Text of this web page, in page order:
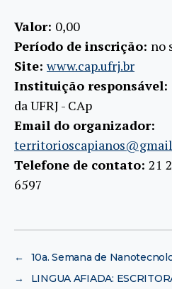
Valor: 0,00
Período de inscrição: no
Site:www.cap.ufrj.br
Instituição responsável:
da UFRJ - CAp
Email do organizador:
Telefone de contato: 21
6597
←
10a. Semana de
→
LINGUA AFIADA: